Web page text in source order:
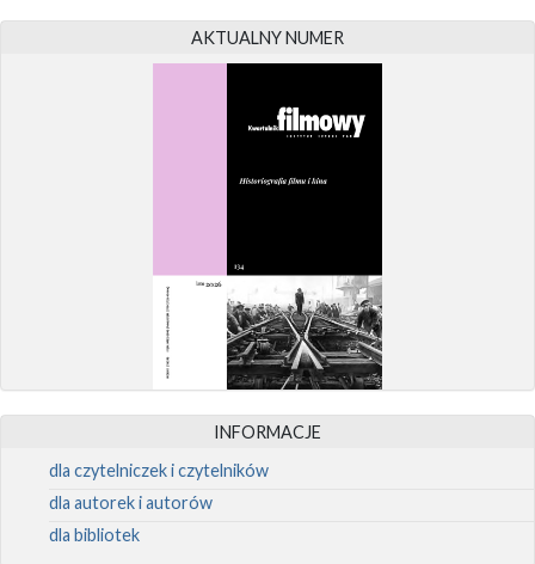
AKTUALNY NUMER
INFORMACJE
dla czytelniczek i czytelników
dla autorek i autorów
dla bibliotek